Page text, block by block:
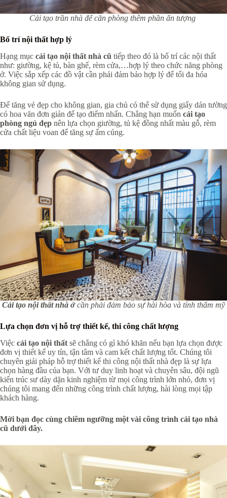
Cải tạo trần nhà để căn phòng thêm phần ấn tượng
Bố trí nội thất hợp lý
Hạng mục cải tạo nội thất nhà cũ tiếp theo đó là bố trí các nội thất
như: giường, kệ tủ, bàn ghế, rèm cửa,…hợp lý theo chức năng phòng
ở. Việc sắp xếp các đồ vật cần phải đảm bảo hợp lý để tối đa hóa
không gian sử dụng.
Để tăng vẻ đẹp cho không gian, gia chủ có thể sử dụng giấy dán tường
có hoa văn đơn giản để tạo điểm nhấn. Chẳng hạn muốn cải tạo
phòng ngủ đẹp nên lựa chọn giường, tủ kệ đồng nhất màu gỗ, rèm
cửa chất liệu voan để tăng sự ấm cúng.
Cải tạo nội thất nhà ởcần phải đảm bảo sự hài hòa và tính thẩm mỹ
Lựa chọn đơn vị hỗ trợ thiết kế, thi công chất lượng
Việc cải tạo nội thất sẽ chẳng có gì khó khăn nếu bạn lựa chọn được
đơn vị thiết kế uy tín, tận tâm và cam kết chất lượng tốt. Chúng tôi
chuyên giải pháp hỗ trợ thiết kế thi công nội thất nhà đẹp là sự lựa
chọn hàng đầu của bạn. Với tư duy linh hoạt và chuyên sâu, đội ngũ
kiến trúc sư dày dặn kinh nghiệm từ mọi công trình lớn nhỏ, đơn vị
chúng tôi mang đến những công trình chất lượng, hài lòng mọi tập
khách hàng.
Mời bạn đọc cùng chiêm ngưỡng một vài công trình cải tạo nhà
cũ dưới đây.